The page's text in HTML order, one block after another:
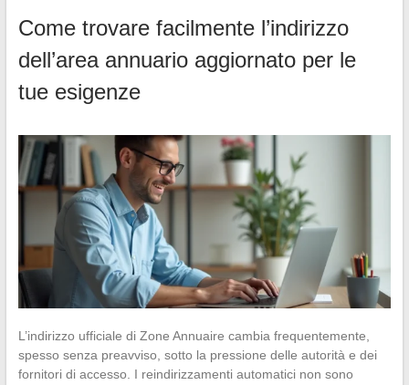
Come trovare facilmente l’indirizzo
dell’area annuario aggiornato per le
tue esigenze
L’indirizzo ufficiale di Zone Annuaire cambia frequentemente,
spesso senza preavviso, sotto la pressione delle autorità e dei
fornitori di accesso. I reindirizzamenti automatici non sono